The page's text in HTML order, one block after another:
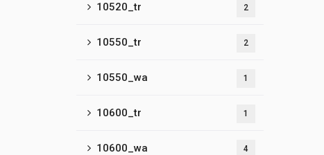
10520_tr 2
10550_tr 2
10550_wa 1
10600_tr 1
10600_wa 4